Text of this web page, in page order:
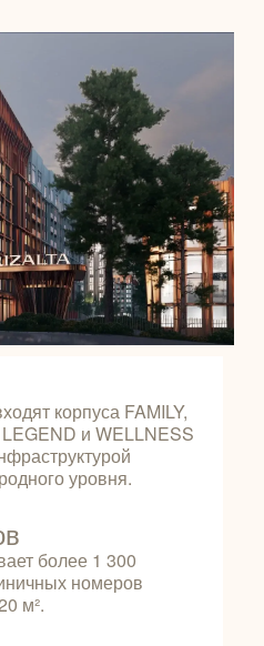
корпуса FAMILY,
и WELLNESS
уровня.
более 1 300
номеров
м².